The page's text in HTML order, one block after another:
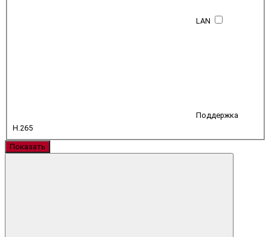
LAN
Поддержка
H.265
Показать